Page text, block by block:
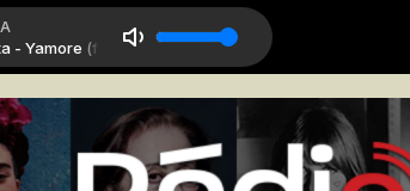
(ft. Cesaria Evora)